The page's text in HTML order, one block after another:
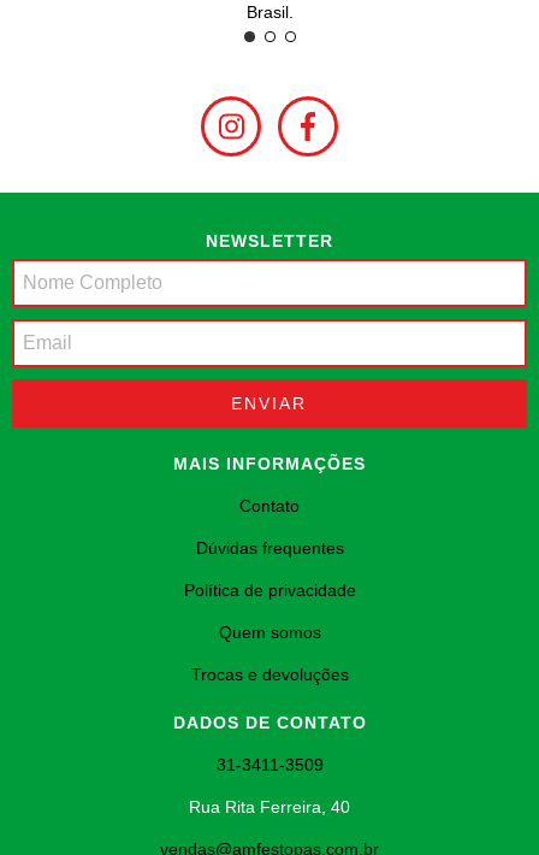
Brasil.
NEWSLETTER
MAIS INFORMAÇÕES
Contato
Dúvidas frequentes
Política de privacidade
Quem somos
Trocas e devoluções
DADOS DE CONTATO
31-3411-3509
Rua Rita Ferreira, 40
vendas@amfestopas.com.br